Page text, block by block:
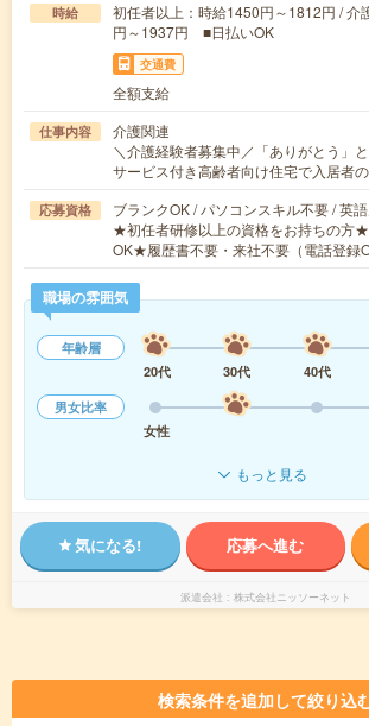
時給
初任者以上：時給1450円～1812円 / 介
円～1937円 ■日払いOK
交通費
全額支給
仕事内容
介護関連
＼介護経験者募集中／「ありがとう」
サービス付き高齢者向け住宅で入居者
応募資格
ブランクOK / パソコンスキル不要 / 英
★初任者研修以上の資格をお持ちの方
OK★履歴書不要・来社不要（電話登
職場の雰囲気
年齢層
20代
30代 40代
男女比率
女性
もっと見る
気になる! 応募へ進む
派遣会社 株式会社ニッソーネット
検索条件を追加して絞り込